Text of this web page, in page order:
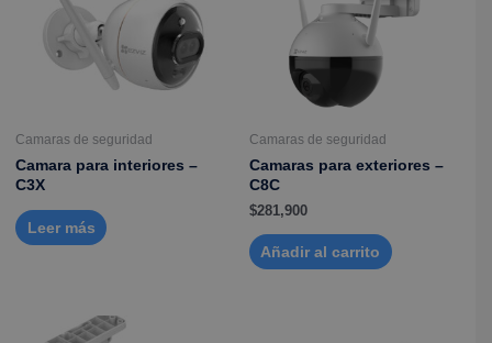
Camaras de seguridad
Camara para interiores –
C3X
Leer más
Camaras de seguridad
Camaras para exteriores –
C8C
$281,900
Añadir al carrito